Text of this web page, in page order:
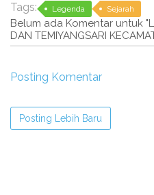
Tags: Legenda Sejarah
Belum ada Komentar untuk
DAN TEMIYANGSARI
Posting Komentar
Posting Lebih Baru